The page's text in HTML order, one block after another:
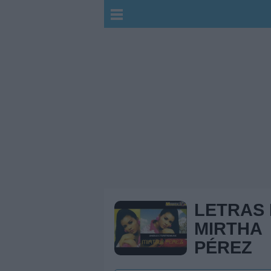
LETRAS
MIRTHA
PÉREZ